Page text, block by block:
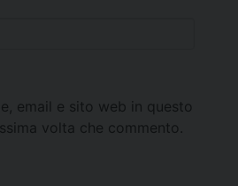
email e sito web in questo
volta che commento.